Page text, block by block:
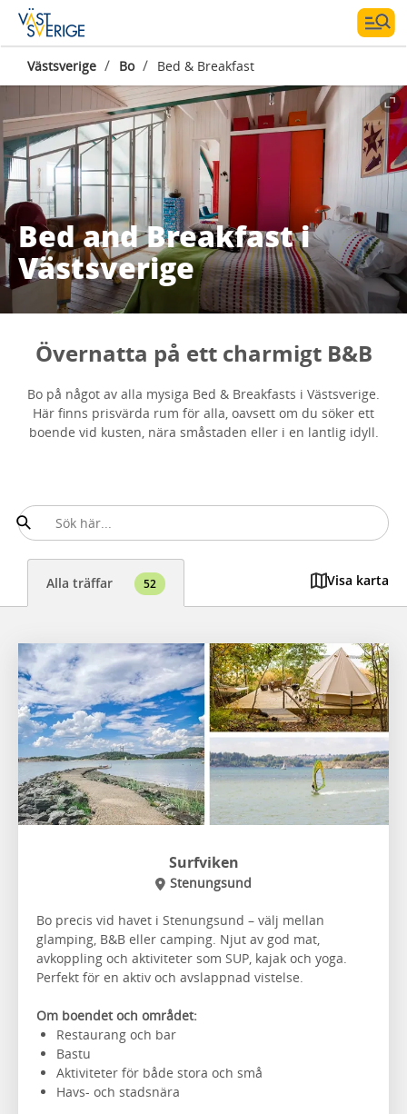
Västsverige / Bo / Bed & Breakfast
Bed and Breakfast i
Västsverige
Övernatta på ett charmigt B&B
Bo på något av alla mysiga Bed & Breakfasts i Västsverige.
Här finns prisvärda rum för alla, oavsett om du söker ett
boende vid kusten, nära småstaden eller i en lantlig idyll.
Alla träffar 52 Visa karta
Surfviken
Stenungsund
Bo precis vid havet i Stenungsund – välj mellan
glamping, B&B eller camping. Njut av god mat,
avkoppling och aktiviteter som SUP, kajak och yoga.
Perfekt för en aktiv och avslappnad vistelse.
Om boendet och området:
Restaurang och bar
Bastu
Aktiviteter för både stora och små
Havs- och stadsnära